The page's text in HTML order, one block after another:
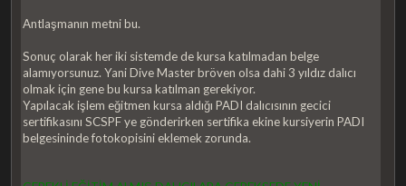
Antlaşmanın metni bu.
Sonuç olarak her iki sistemde de kursa katılmadan belge
alamıyorsunuz. Yani Dive Master bröven olsa dahi 3 yıldız dalıcı
olmak için gene bu kursa katılman gerekiyor.
Yapılacak işlem eğitmen kursa aldığı PADI dalıcısının gecici
sertifikasını SCSPF ye gönderirken sertifika ekine kursiyerin PADI
belgesininde fotokopisini eklemek zorunda.